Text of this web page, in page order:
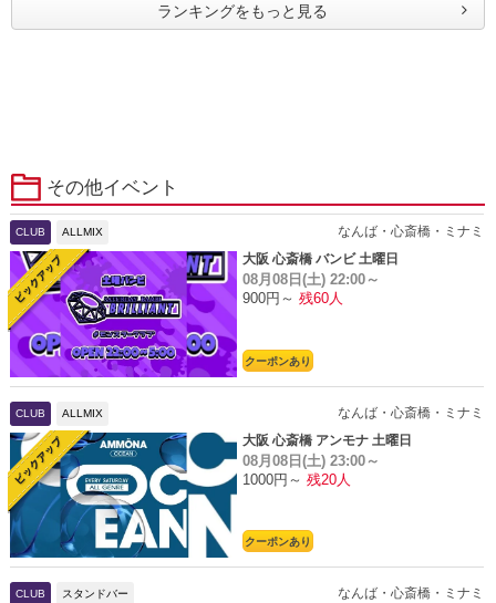
ランキングをもっと見る
その他イベント
CLUB ALLMIX
なんば・心斎橋・ミナミ
大阪 心斎橋 バンビ 土曜日
08月08日(土) 22:00～
900円～ 残60人
クーポンあり
CLUB ALLMIX
なんば・心斎橋・ミナミ
大阪 心斎橋 アンモナ 土曜日
08月08日(土) 23:00～
1000円～ 残20人
クーポンあり
CLUB スタンドバー
なんば・心斎橋・ミナミ